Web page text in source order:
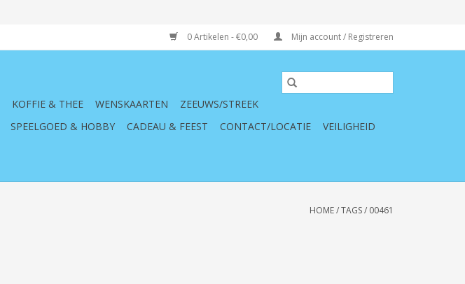
0 Artikelen - €0,00 Mijn account / Registreren
KOFFIE & THEE WENSKAARTEN
ZEEUWS/STREEK
SPEELGOED & HOBBY CADEAU & FEEST CONTACT/LOCATIE
VEILIGHEID
HOME/TAGS/ 00461